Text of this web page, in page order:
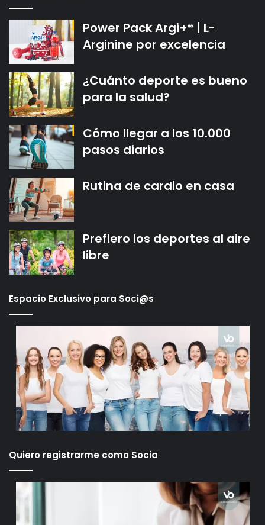
Power Pack Argi+® | L-
Arginine por excelencia
¿Cuánto deporte es bueno
para la salud?
Cómo llegar a los 10.000
pasos diarios
Rutina de cardio en casa
Prefiero los deportes al aire
libre
Espacio Exclusivo para Soci@s
Quiero registrarme como Socia